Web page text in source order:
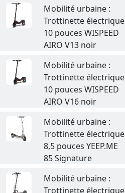
Mobilité urbaine :
Trottinette électrique
10 pouces WISPEED
AIRO V13 noir
Mobilité urbaine :
Trottinette électrique
10 pouces WISPEED
AIRO V16 noir
Mobilité urbaine :
Trottinette électrique
8,5 pouces YEEP.ME
85 Signature
Mobilité urbaine :
Trottinette électrique